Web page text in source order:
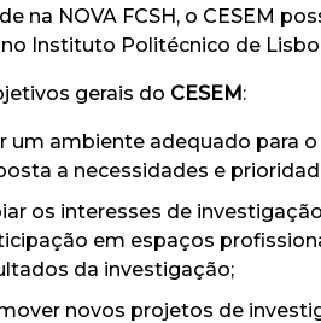
na NOVA FCSH, o CESEM
Instituto Politécnico de
gerais do CESEM:
um ambiente adequado para
a necessidades e
os interesses de
em espaços
da investigação;
novos projetos de